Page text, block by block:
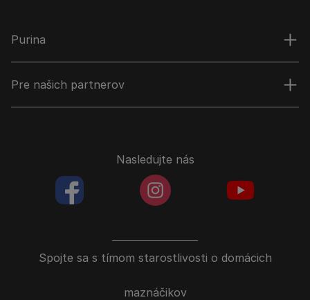
Purina
Pre našich partnerov
Spojte sa s tímom starostlivosti o domácich
maznáčikov
Nasledujte nás
facebookColoredinstagramColored